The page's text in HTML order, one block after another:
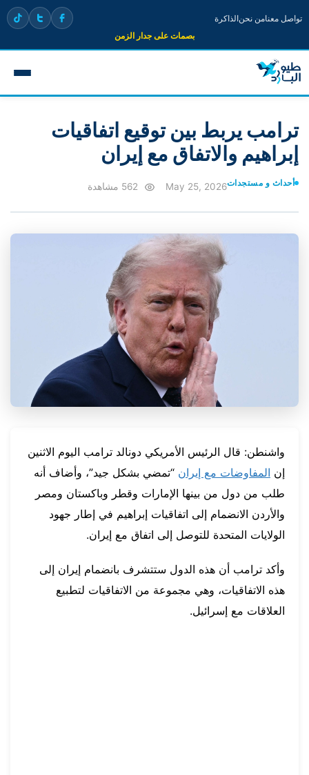
تواصل معنامن نحنالذاكرة
بصمات على جدار الزمن
ترامب يربط بين توقيع اتفاقيات
إبراهيم والاتفاق مع إيران
أحداث و مستجداتMay 25, 2026
واشنطن: قال الرئيس ‌الأمريكي دونالد ترامب اليوم الاثنين
إن المفاوضات مع إيران “تمضي بشكل جيد”، وأضاف أنه
طلب من دول من بينها الإمارات وقطر وباكستان ومصر
والأردن الانضمام إلى اتفاقيات إبراهيم في إطار جهود
الولايات المتحدة للتوصل إلى اتفاق مع ‌إيران.
وأكد ترامب أن ‌هذه الدول ستتشرف بانضمام إيران إلى
هذه الاتفاقيات، ‌وهي مجموعة من الاتفاقيات لتطبيع
العلاقات مع إسرائيل.